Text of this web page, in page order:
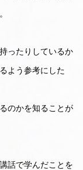
ったりしているか
よう参考にした
のかを知ることが
話で学んだことを